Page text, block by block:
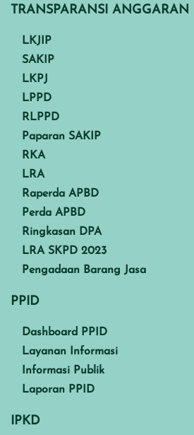
TRANSPARANSI ANGGARAN
LKJIP
SAKIP
LKPJ
LPPD
RLPPD
Paparan SAKIP
RKA
LRA
Raperda APBD
Perda APBD
Ringkasan DPA
LRA SKPD 2023
Pengadaan Barang Jasa
PPID
Dashboard PPID
Layanan Informasi
Informasi Publik
Laporan PPID
IPKD